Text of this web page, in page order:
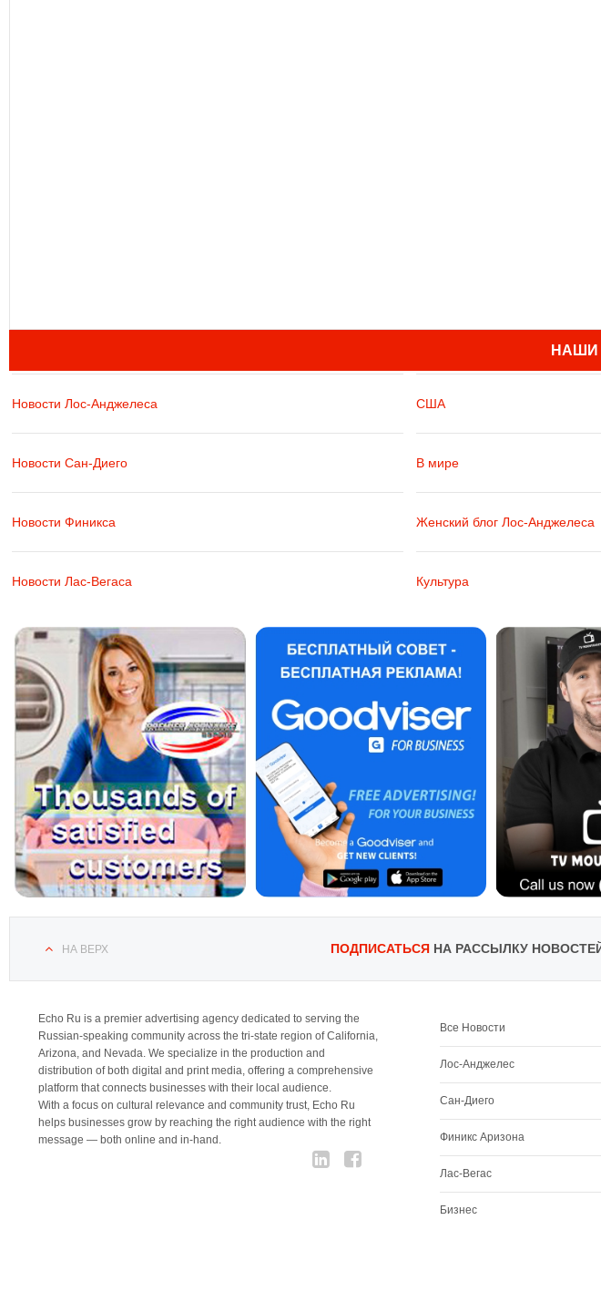
НАШИ
Новости Лос-Анджелеса
Новости Сан-Диего
Новости Финикса
Новости Лас-Вегаса
США
В мире
Женский блог Лос-Анджелеса
Культура
НА ВЕРХ ПОДПИСАТЬСЯНА РАССЫЛКУ
Echo Ru is a premier advertising agency dedicated to serving the
Russian-speaking community across the tri-state region of California,
Arizona, and Nevada. We specialize in the production and
distribution of both digital and print media, offering a comprehensive
platform that connects businesses with their local audience.
With a focus on cultural relevance and community trust, Echo Ru
helps businesses grow by reaching the right audience with the right
message — both online and in-hand.
Все Новости
Лос-Анджелес
Сан-Диего
Финикс Аризона
Лас-Вегас
Бизнес